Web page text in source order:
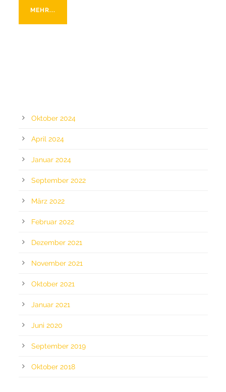
MEHR...
Oktober 2024
April 2024
Januar 2024
September 2022
März 2022
Februar 2022
Dezember 2021
November 2021
Oktober 2021
Januar 2021
Juni 2020
September 2019
Oktober 2018